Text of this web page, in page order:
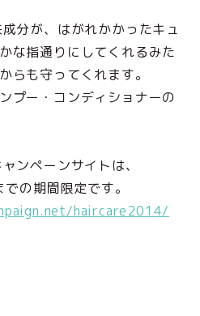
分が、はがれかかったキュ
な指通りにしてくれるみた
らも守ってくれます。
プー・コンディショナーの
ンペーンサイトは、
の期間限定です。
haircare2014/